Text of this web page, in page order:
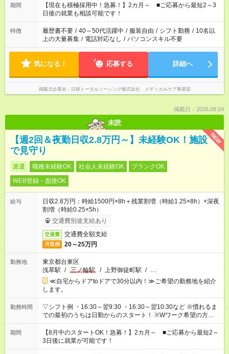
たくない」 など、ご希望を教えてくださいね。 ※Wワーク希望
の方へ 今ご覧のお仕事で希望する勤務時間と、もう1つのお仕事
の勤務時間。 合計で週40時間を超える場合は応募できません。
期間
【現在も積極採用中！急募！】2カ月～ ■ご応募から最短2～3
日後の就業も相談可能です！
特徴 履歴書不要 / 40～50代活躍中 / 服装自由 / シフト勤務 / 10名以
上の大量募集 / 電話対応なし / パソコンスキル不要
気になる！ 応募する 詳細へ
掲載元企業名 日研トータルソーシング株式会社 メディカルケア事業部
掲載日：2026.08.04
未読
NEW
【週2回＆夜勤日収2.8万円～】未経験OK！施設
で見守り
派遣 職種未経験OK 社会人未経験OK
ブランクOK
WEB登録・面接OK
給与
日収2.8万円：時給1500円×8h＋残業割増（時給1.25×8h）+深夜
割増（時給0.25×5h）
交通費別途支給あり
交通費 交通費全額支給
月収例 20～25万円
勤務地
東京都台東区
浅草駅 / 三ノ輪駅 / 上野御徒町駅 / …
≪自宅からドアtoドアで30分以内！≫ご希望の勤務地を紹介
します。
勤務時間
▽シフト例 ・16:30～翌9:30 ・16:30～翌10:30など ※慣れるま
での最初のうちは日勤からのスタート！ ※Wワーク希望の方へ
今ご覧のお仕事で希望する勤務時間と、もう1つのお仕事の勤務
時間。 合計で週40時間を超える場合は応募できません。
期間
【8月中のスタートOK！急募！】2カ月～ ■ご応募から最短2～
3日後に就業が可能です！